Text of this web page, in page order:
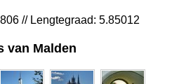
// Lengtegraad: 5.85012
van Malden